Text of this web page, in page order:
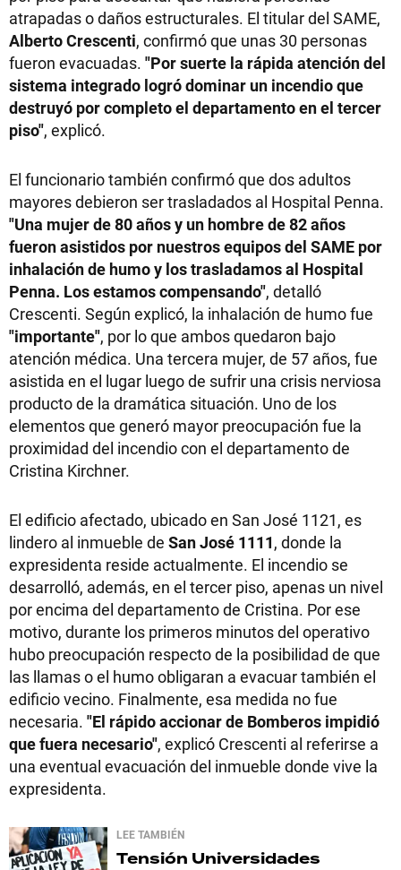
atrapadas o daños estructurales. El titular del SAME,
Alberto Crescenti, confirmó que unas 30 personas
fueron evacuadas. "Por suerte la rápida atención del
sistema integrado logró dominar un incendio que
destruyó por completo el departamento en el tercer
piso", explicó.
El funcionario también confirmó que dos adultos
mayores debieron ser trasladados al Hospital Penna.
"Una mujer de 80 años y un hombre de 82 años
fueron asistidos por nuestros equipos del SAME por
inhalación de humo y los trasladamos al Hospital
Penna. Los estamos compensando", detalló
Crescenti. Según explicó, la inhalación de humo fue
"importante", por lo que ambos quedaron bajo
atención médica. Una tercera mujer, de 57 años, fue
asistida en el lugar luego de sufrir una crisis nerviosa
producto de la dramática situación. Uno de los
elementos que generó mayor preocupación fue la
proximidad del incendio con el departamento de
Cristina Kirchner.
El edificio afectado, ubicado en San José 1121, es
lindero al inmueble de San José 1111, donde la
expresidenta reside actualmente. El incendio se
desarrolló, además, en el tercer piso, apenas un nivel
por encima del departamento de Cristina. Por ese
motivo, durante los primeros minutos del operativo
hubo preocupación respecto de la posibilidad de que
las llamas o el humo obligaran a evacuar también el
edificio vecino. Finalmente, esa medida no fue
necesaria. "El rápido accionar de Bomberos impidió
que fuera necesario", explicó Crescenti al referirse a
una eventual evacuación del inmueble donde vive la
expresidenta.
LEE TAMBIÉN
Tensión Universidades